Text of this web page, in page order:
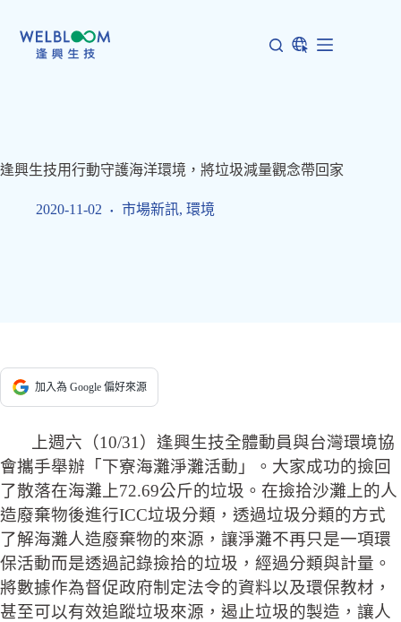
逢興生技用行動守護海洋環境，將垃圾減量觀念帶回家
2020-11-02 市場新訊, 環境
加入為 Google 偏好來源
上週六（10/31）逢興生技全體動員與台灣環境協
會攜手舉辦「下寮海灘淨灘活動」。大家成功的撿回
了散落在海灘上72.69公斤的垃圾。在撿拾沙灘上的人
造廢棄物後進行ICC垃圾分類，透過垃圾分類的方式
了解海灘人造廢棄物的來源，讓淨灘不再只是一項環
保活動而是透過記錄撿拾的垃圾，經過分類與計量。
將數據作為督促政府制定法令的資料以及環保教材，
甚至可以有效追蹤垃圾來源，遏止垃圾的製造，讓人